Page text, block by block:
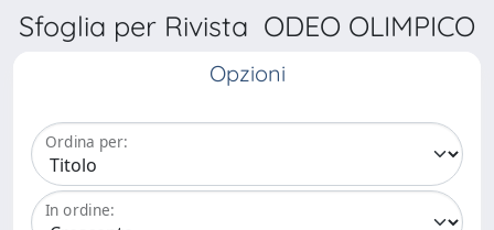
Sfoglia per Rivista ODEO OLIMPICO
Opzioni
Ordina per:
In ordine: